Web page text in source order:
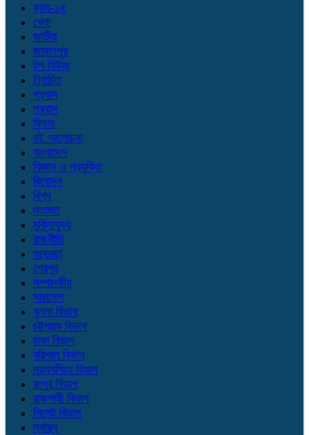
র‌্যাব-১৪
খেলা
জাতীয়
জামালপুর
টপ নিউজ
নির্বাচিত
প্রধান
প্রবাস
ফিচার
বই আলোচনা
বাংলাদেশ
বিজ্ঞান ও প্রযুক্তি
বিনোদন
বিশ্ব
মতামত
মুক্তিযুদ্ধ
রাজনীতি
শুভেচ্ছা
শেরপুর
সম্পাদকীয়
সারাদেশ
খুলনা বিভাগ
চট্টগ্রাম বিভাগ
ঢাকা বিভাগ
বরিশাল বিভাগ
ময়মনসিংহ বিভাগ
রংপুর বিভাগ
রাজশাহী বিভাগ
সিলেট বিভাগ
স্বাস্থ্য